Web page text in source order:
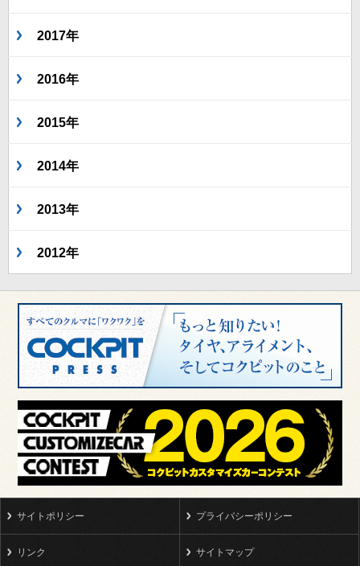
2017年
2016年
2015年
2014年
2013年
2012年
サイトポリシー プライバシーポリシー
リンク サイトマップ